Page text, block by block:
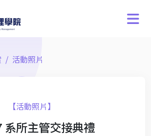
活動照片
【活動照片】
所主管交接典禮